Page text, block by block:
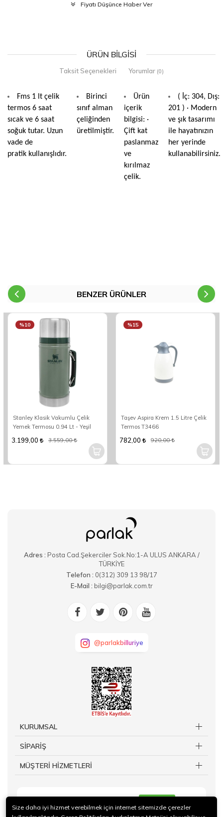
Fiyatı Düşünce Haber Ver
ÜRÜN BILGISI
Taksit Seçenekleri Yorumlar (0)
Fms 1 lt çelik
termos 6 saat
sıcak ve 6 saat
soğuk tutar. Uzun
vade de
pratik kullanışlıdır.
Birinci
sınıf alman
çeliğinden
üretilmiştir.
Ürün
içerik
bilgisi: ·
Çift kat
paslanmaz
ve
kırılmaz
çelik.
( İç: 304, Dış:
201 ) · Modern
ve şık tasarımı
ile hayatınızın
her yerinde
kullanabilirsiniz.
BENZER ÜRÜNLER
Stanley Klasik Vakumlu Çelik
Yemek Termosu 0.94 Lt - Yeşil
%10
3.199,00 3.559,00
Taşev Aspira Krem 1.5 Litre Çelik
Termos T3466
%15
782,00 920,00
Adres : Posta Cad.Şekerciler Sok.No:1-A ULUS ANKARA /
TÜRKİYE
Telefon : 0(312) 309 13 98/17
E-Mail : bilgi@parlak.com.tr
@parlakbilluriye
KURUMSAL
SİPARİŞ
MÜŞTERİ HİZMETLERİ
Size daha iyi hizmet verebilmek için internet sitemizde çerezler